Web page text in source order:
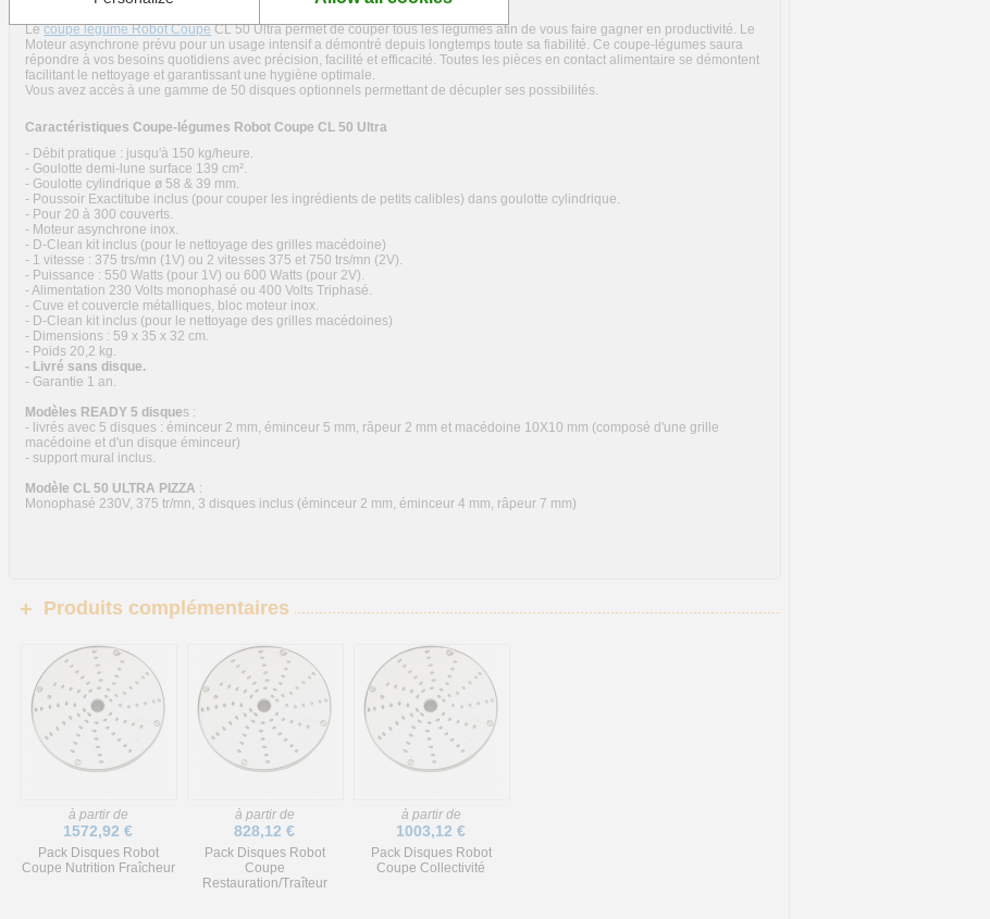
Description Coupe-légumes Robot Coupe CL 50 Ultra
Lecoupe légume Robot CoupeCL 50 Ultra permet de couper tous les légumes afin de vous faire gagner en productivité. Le
Moteur asynchrone prévu pour un usage intensif a démontré depuis longtemps toute sa fiabilité. Ce coupe-légumes saura
répondre à vos besoins quotidiens avec précision, facilité et efficacité. Toutes les pièces en contact alimentaire se démontent
facilitant le nettoyage et garantissant une hygiène optimale.
Vous avez accès à une gamme de 50 disques optionnels permettant de décupler ses possibilités.
Caractéristiques Coupe-légumes Robot Coupe CL 50 Ultra
- Débit pratique : jusqu'à 150 kg/heure.
- Goulotte demi-lune surface 139 cm².
- Goulotte cylindrique ø 58 & 39 mm.
- Poussoir Exactitube inclus (pour couper les ingrédients de petits calibles) dans goulotte cylindrique.
- Pour 20 à 300 couverts.
- Moteur asynchrone inox.
- D-Clean kit inclus (pour le nettoyage des grilles macédoine)
- 1 vitesse : 375 trs/mn (1V) ou 2 vitesses 375 et 750 trs/mn (2V).
- Puissance : 550 Watts (pour 1V) ou 600 Watts (pour 2V).
- Alimentation 230 Volts monophasé ou 400 Volts Triphasé.
- Cuve et couvercle métalliques, bloc moteur inox.
- D-Clean kit inclus (pour le nettoyage des grilles macédoines)
- Dimensions : 59 x 35 x 32 cm.
- Poids 20,2 kg.
- Livré sans disque.
- Garantie 1 an.
Modèles READY 5 disques :
- livrés avec 5 disques : éminceur 2 mm, éminceur 5 mm, râpeur 2 mm et macédoine 10X10 mm (composé d'une grille
macédoine et d'un disque éminceur)
- support mural inclus.
Modèle CL 50 ULTRA PIZZA :
Monophasé 230V, 375 tr/mn, 3 disques inclus (éminceur 2 mm, éminceur 4 mm, râpeur 7 mm)
+ Produits complémentaires
à partir de
1572,92 €
Pack Disques Robot
Coupe Nutrition Fraîcheur
à partir de
828,12 €
Pack Disques Robot
Coupe
Restauration/Traîteur
à partir de
1003,12 €
Pack Disques Robot
Coupe Collectivité